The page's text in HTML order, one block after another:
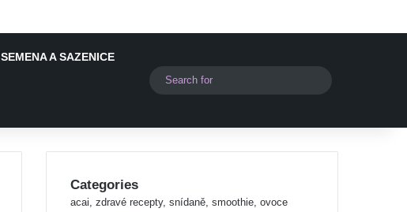
SEMENA A SAZENICE
Switch skin
Categories
acai, zdravé recepty, snídaně, smoothie, ovoce